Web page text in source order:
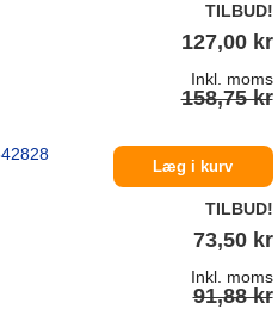
TILBUD!
127,00 kr
Inkl. moms
158,75 kr
På lager
Læg i kurv
TILBUD!
73,50 kr
Inkl. moms
91,88 kr